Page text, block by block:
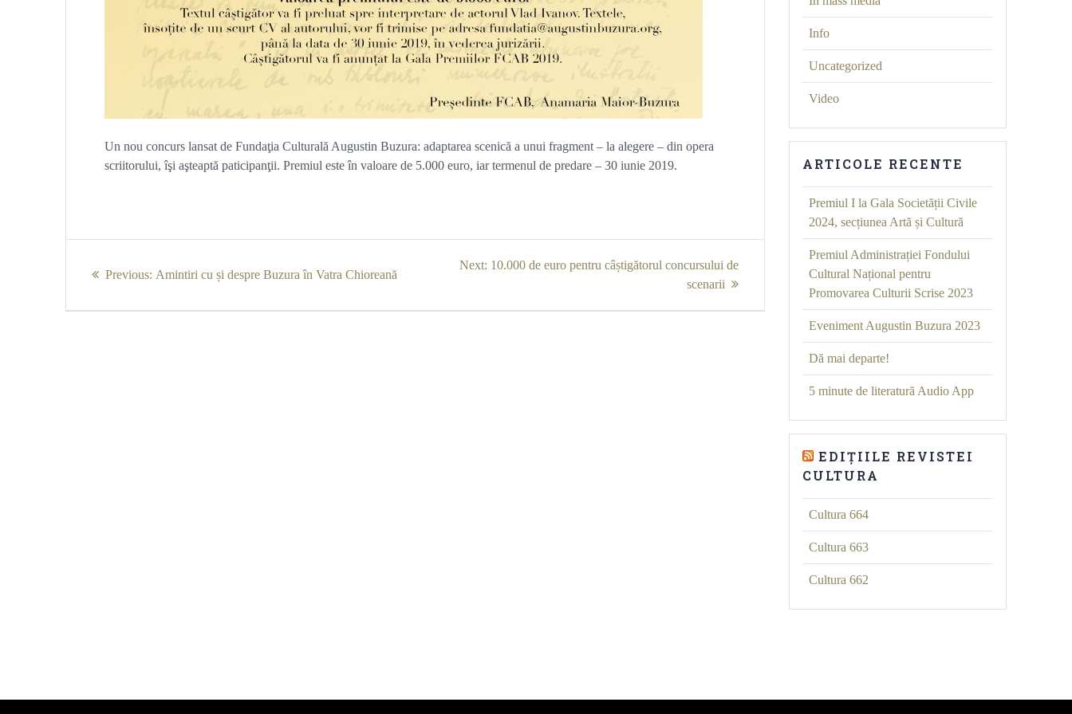
Un nou concurs lansat de Fundaţia Culturală Augustin Buzura: adaptarea scenică a unui fragment – la alegere – din opera
scriitorului, îşi aşteaptă paticipanţii. Premiul este în valoare de 5.000 euro, iar termenul de predare – 30 iunie 2019.
Previous: Previous
Amintiri cu și despre Buzura în Vatra Chioreană
Next: Next
10.000 de euro pentru câștigătorul concursului de
scenarii
Info
Uncategorized
Video
ARTICOLE RECENTE
Premiul I la Gala Societății Civile
2024, secțiunea Artă și Cultură
Premiul Administrației Fondului
Cultural Național pentru
Promovarea Culturii Scrise 2023
Eveniment Augustin Buzura 2023
Dă mai departe!
5 minute de literatură Audio App
EDIȚIILE REVISTEI
CULTURA
Cultura 664
Cultura 663
Cultura 662